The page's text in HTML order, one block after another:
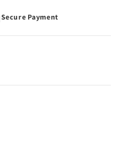
Secure Payment